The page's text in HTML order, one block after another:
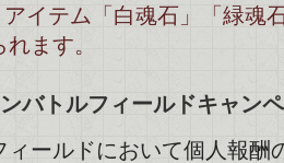
イテム「白魂石」「緑魂
ます。
バトルフィールドキャン
ィールドにおいて個人報酬